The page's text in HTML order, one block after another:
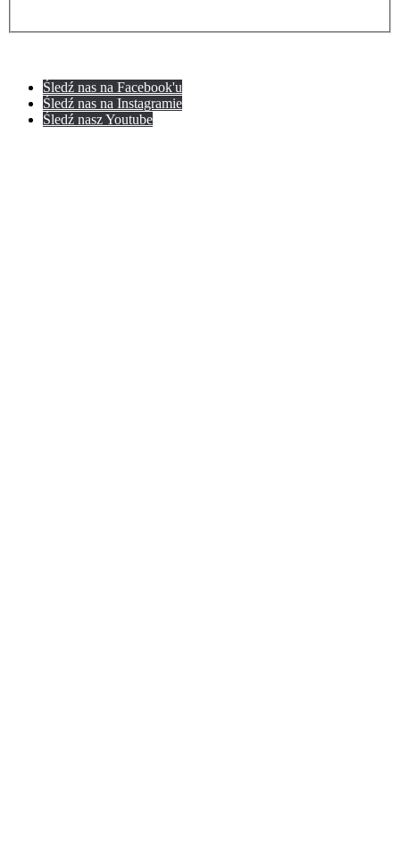
Śledź nas na Facebook'u
Śledź nas na Instagramie
Śledź nasz Youtube